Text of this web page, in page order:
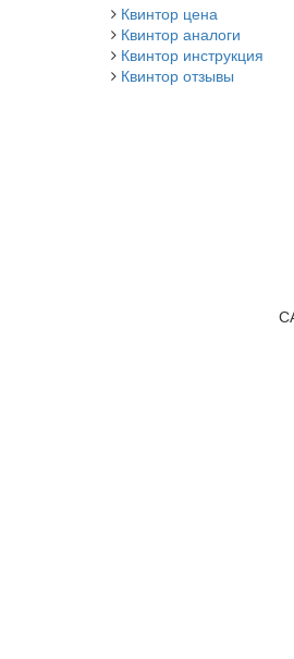
Квинтор цена
Квинтор аналоги
Квинтор инструкция
Квинтор отзывы